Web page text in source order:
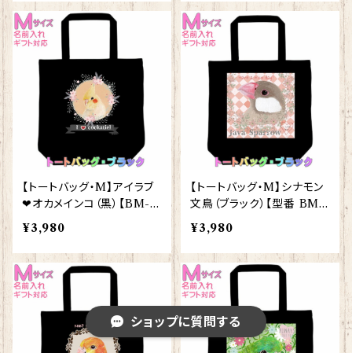
【トートバッグ・M】アイラブ
❤オカメインコ（黒）【BM-
8】きゃぴあーと KYAPIArt
¥3,980
【トートバッグ・M】シナモン
文鳥（ブラック）【型番 BM-
66】きゃぴあーと KYAPIAr
t
¥3,980
ショップに質問する